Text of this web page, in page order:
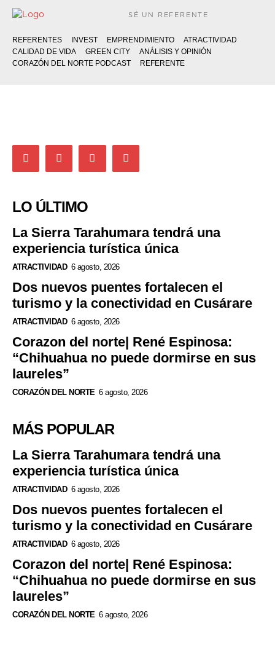
SÉ UN REFERENTE
REFERENTES INVEST EMPRENDIMIENTO
ATRACTIVIDAD
CALIDAD DE VIDA
GREEN CITY
ANÁLISIS Y OPINIÓN
CORAZÓN DEL NORTE PODCAST
REFERENTE
LO ÚLTIMO
La Sierra Tarahumara tendrá una
experiencia turística única
ATRACTIVIDAD 6 agosto, 2026
Dos nuevos puentes fortalecen el
turismo y la conectividad en Cusárare
ATRACTIVIDAD 6 agosto, 2026
Corazon del norte| René Espinosa:
“Chihuahua no puede dormirse en sus
laureles”
CORAZÓN DEL NORTE 6 agosto, 2026
MÁS POPULAR
La Sierra Tarahumara tendrá una
experiencia turística única
ATRACTIVIDAD 6 agosto, 2026
Dos nuevos puentes fortalecen el
turismo y la conectividad en Cusárare
ATRACTIVIDAD 6 agosto, 2026
Corazon del norte| René Espinosa:
“Chihuahua no puede dormirse en sus
laureles”
CORAZÓN DEL NORTE 6 agosto, 2026